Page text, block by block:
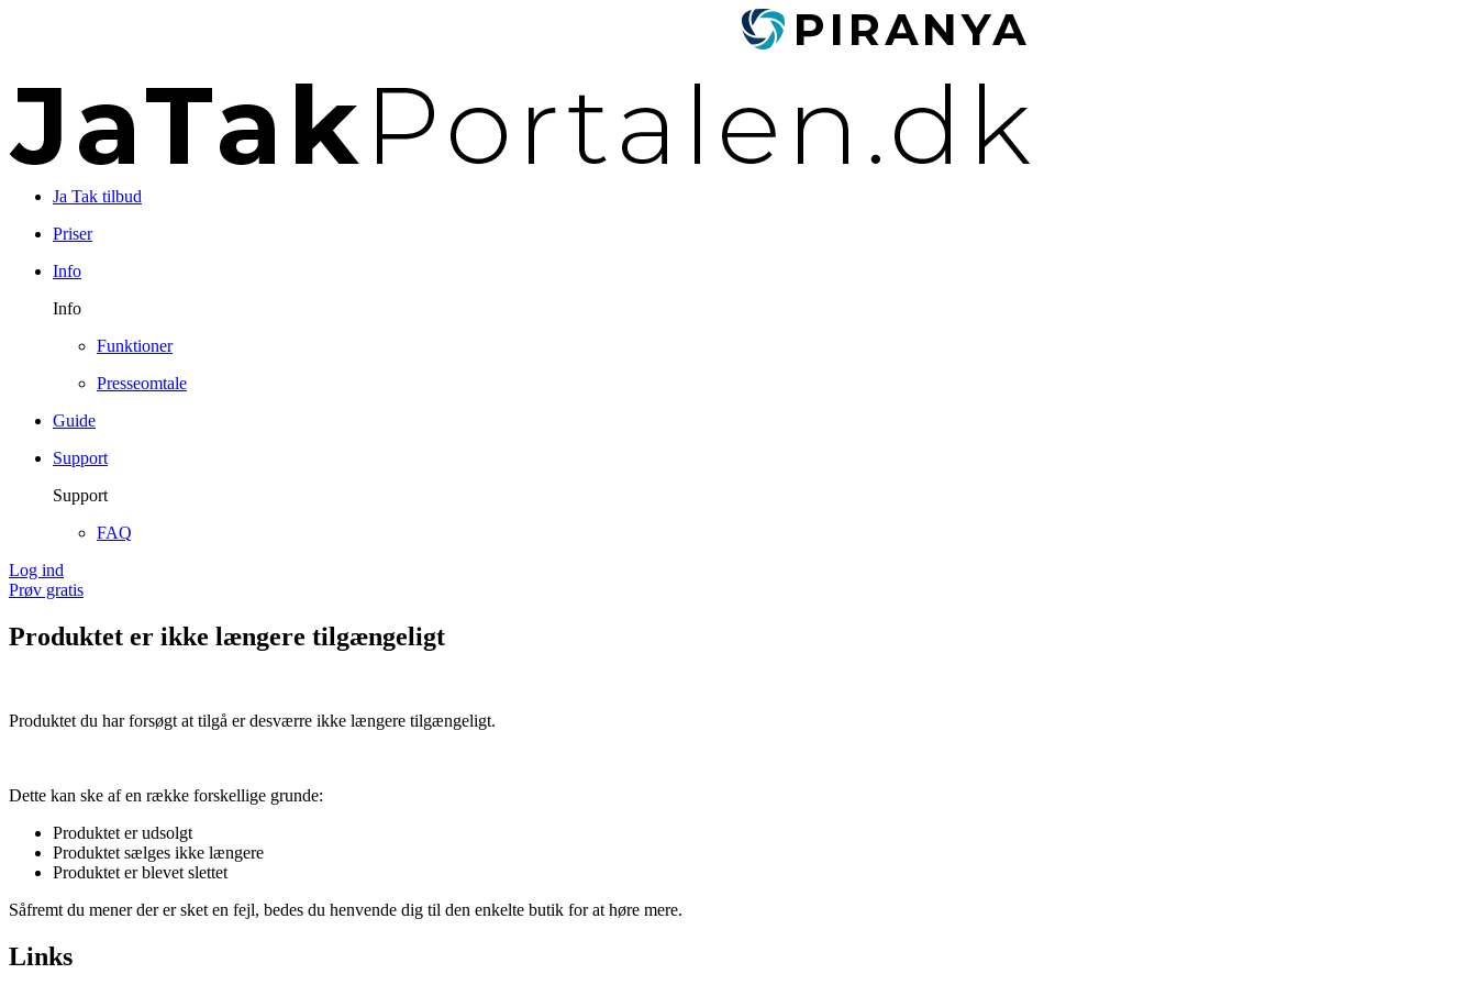
Ja Tak tilbud
Priser
Info
Info
Funktioner
Presseomtale
Guide
Support
Support
FAQ
Log ind
Prøv gratis
Produktet er ikke længere tilgængeligt
Produktet du har forsøgt at tilgå er desværre ikke længere tilgængeligt.
Dette kan ske af en række forskellige grunde:
Produktet er udsolgt
Produktet sælges ikke længere
Produktet er blevet slettet
Såfremt du mener der er sket en fejl, bedes du henvende dig til den enkelte butik for at høre mere.
Links